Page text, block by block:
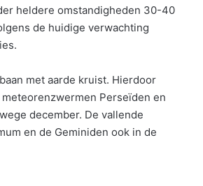
heldere omstandigheden 30-40
de huidige verwachting
met aarde kruist. Hierdoor
Perseïden en
december. De vallende
en de Geminiden ook in de